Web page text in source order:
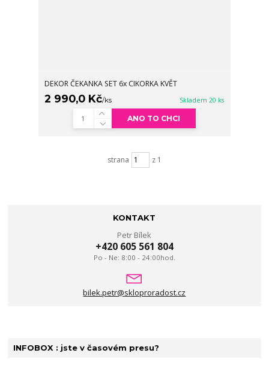
DEKOR ČEKANKA SET 6x CIKORKA KVĚT
2 990,0 Kč/ks Skladem 20 ks
ANO TO CHCI
strana z 1
KONTAKT
Petr Bílek
+420 605 561 804
Po - Ne: 8:00 - 24:00hod.
bilek.petr@skloproradost.cz
INFOBOX : jste v časovém presu?